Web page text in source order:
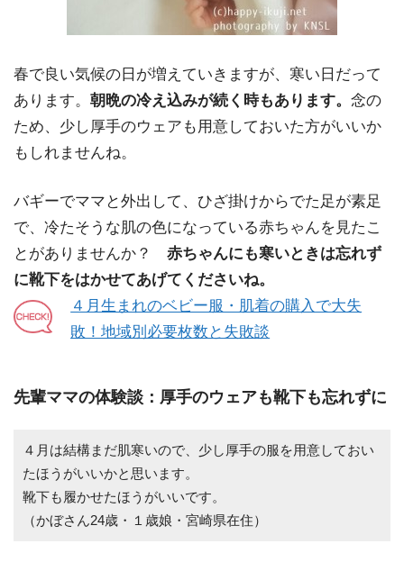
春で良い気候の日が増えていきますが、寒い日だって
あります。 朝晩の冷え込みが続く時もあります。 念の
ため、少し厚手のウェアも用意しておいた方がいいか
もしれませんね。
バギーでママと外出して、ひざ掛けからでた足が素足
で、冷たそうな肌の色になっている赤ちゃんを見たこ
とがありませんか？ 赤ちゃんにも寒いときは忘れず
に靴下をはかせてあげてくださいね。
４月生まれのベビー服・肌着の購入で大失
敗！地域別必要枚数と失敗談
先輩ママの体験談：厚手のウェアも靴下も忘れずに
４月は結構まだ肌寒いので、少し厚手の服を用意しておい
たほうがいいかと思います。
靴下も履かせたほうがいいです。
（かぼさん24歳・１歳娘・宮崎県在住）